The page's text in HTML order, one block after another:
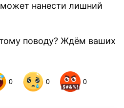
нанести лишний
поводу? Ждём ваших
0 0 0